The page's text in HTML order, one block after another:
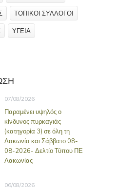
ΤΟΠΙΚΟΙ ΣΥΛΛΟΓΟΙ
ΥΓΕΙΑ
07/08/2026
Παραμένει υψηλός ο
κίνδυνος πυρκαγιάς
(κατηγορία 3) σε όλη τη
Λακωνία και Σάββατο 08-
08-2026- Δελτίο Τύπου ΠΕ
Λακωνίας
06/08/2026